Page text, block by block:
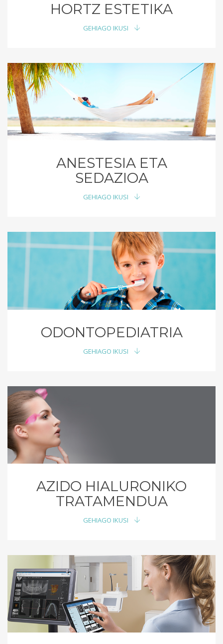
HORTZ ESTETIKA
GEHIAGO IKUSI
ANESTESIA ETA
SEDAZIOA
GEHIAGO IKUSI
ODONTOPEDIATRIA
GEHIAGO IKUSI
AZIDO HIALURONIKO
TRATAMENDUA
GEHIAGO IKUSI